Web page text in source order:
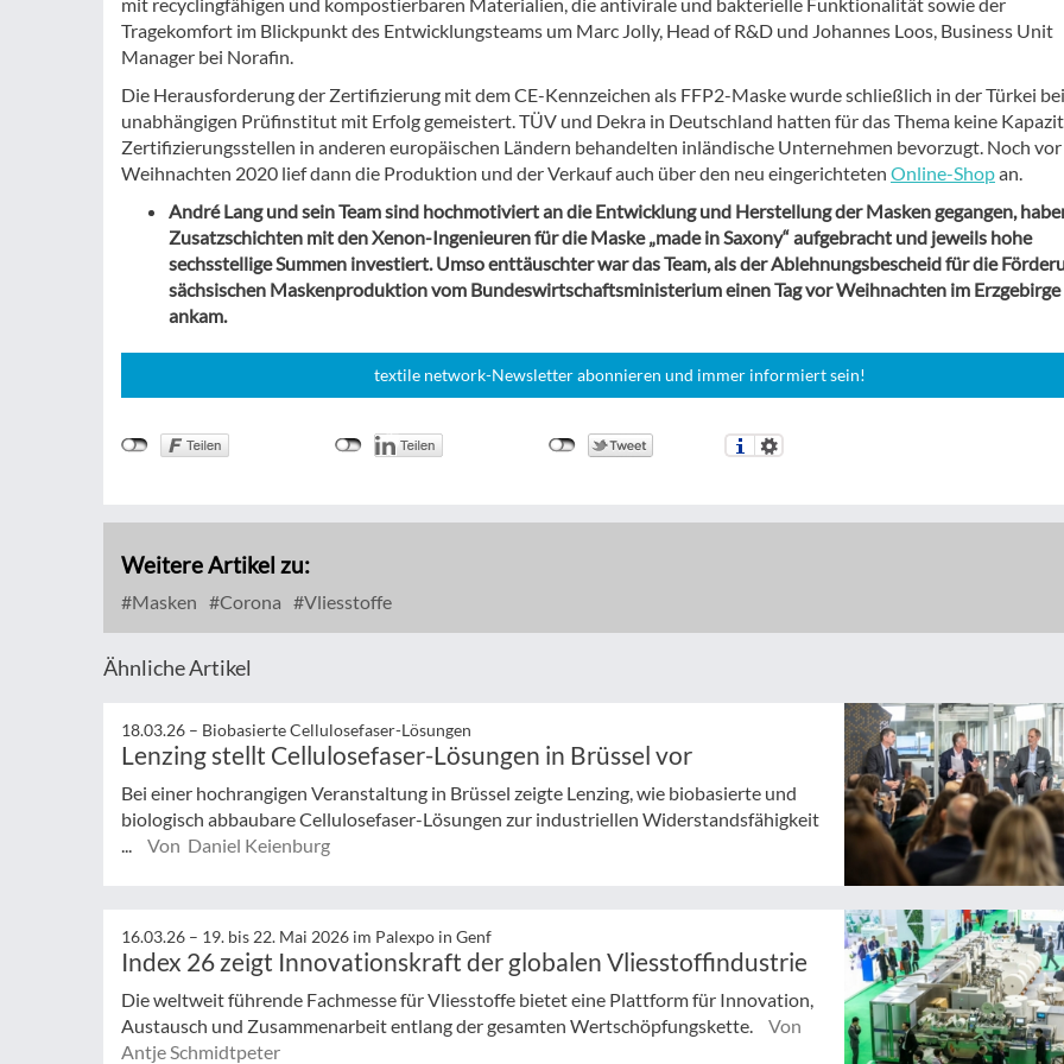
Tragekomfort im Blickpunkt des Entwicklungsteams um Marc Jolly, Head of R&D und Johannes Loos, Business Unit
Manager bei Norafin.
Die Herausforderung der Zertifizierung mit dem CE-Kennzeichen als FFP2-Maske wurde schließlich in der Türkei
unabhängigen Prüfinstitut mit Erfolg gemeistert. TÜV und Dekra in Deutschland hatten für das Thema keine
Zertifizierungsstellen in anderen europäischen Ländern behandelten inländische Unternehmen bevorzugt. Noch vor
Weihnachten 2020 lief dann die Produktion und der Verkauf auch über den neu eingerichteten Online-Shopan.
André Lang und sein Team sind hochmotiviert an die Entwicklung und Herstellung der Masken gegangen,
Zusatzschichten mit den Xenon-Ingenieuren für die Maske „made in Saxony“ aufgebracht und jeweils hohe
sechsstellige Summen investiert. Umso enttäuschter war das Team, als der Ablehnungsbescheid für die
sächsischen Maskenproduktion vom Bundeswirtschaftsministerium einen Tag vor Weihnachten im Erzgebirge
ankam.
textile network-Newsletter abonnieren und immer informiert sein!
Weitere Artikel zu:
Masken Corona Vliesstoffe
Ähnliche Artikel
18.03.26 – Biobasierte Cellulosefaser-Lösungen
Lenzing stellt Cellulosefaser-Lösungen in Brüssel vor
Bei einer hochrangigen Veranstaltung in Brüssel zeigte Lenzing, wie biobasierte und
biologisch abbaubare Cellulosefaser-Lösungen zur industriellen Widerstandsfähigkeit
...
Von Daniel Keienburg
16.03.26 – 19. bis 22. Mai 2026 im Palexpo in Genf
Index 26 zeigt Innovationskraft der globalen Vliesstoffindustrie
Die weltweit führende Fachmesse für Vliesstoffe bietet eine Plattform für Innovation,
Austausch und Zusammenarbeit entlang der gesamten Wertschöpfungskette.
Von
Antje Schmidtpeter